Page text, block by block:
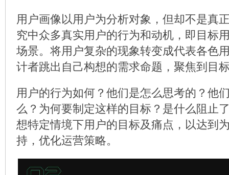
用户画像以用户为分析对象，但却不是真
究中众多真实用户的行为和动机，即目标
场景。将用户复杂的现象转变成代表各色
计者跳出自己构想的需求命题，聚焦到目
用户的行为如何？他们是怎么思考的？他
么？为何要制定这样的目标？是什么阻止
想特定情境下用户的目标及痛点，以达到
持，优化运营策略。